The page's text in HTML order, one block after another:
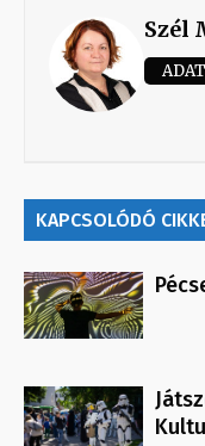
Szél
KAPCSOLÓDÓ